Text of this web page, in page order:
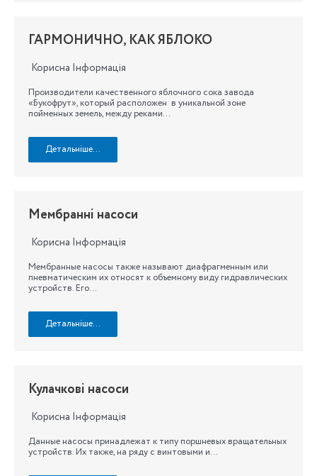
ГАРМОНИЧНО, КАК ЯБЛОКО
Корисна Інформація
Производители качественного яблочного сока завода
«Букофрут», который расположен в уникальной зоне
пойменных земель, между реками…
Детальніше…
Мембранні насоси
Корисна Інформація
Мембранные насосы также называют диафрагменным или
пневматическим их относят к объемному виду гидравлических
устройств. Его…
Детальніше…
Кулачкові насоси
Корисна Інформація
Данные насосы принадлежат к типу поршневых вращательных
устройств. Их также, на ряду с винтовыми и…